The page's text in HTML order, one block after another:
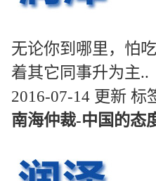
无论你到哪里，怕
着其它同事升为主..
2016-07-14 更新 标
南海仲裁-中国的态